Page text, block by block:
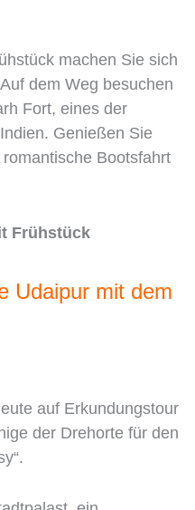
machen Sie sich
dem Weg besuchen
Fort, eines der
Genießen Sie
Bootsfahrt
Frühstück
Udaipur mit dem
auf Erkundungstour
der Drehorte für den